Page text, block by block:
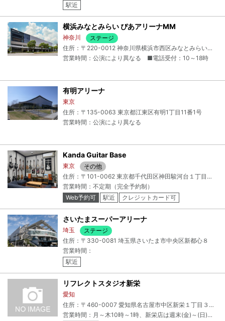
駅近
横浜みなとみらい ぴあアリーナMM
神奈川
ステージ
住所：〒220-0012 神奈川県横浜市西区みなとみらい３丁目２−２
営業時間：公演により異なる ■電話受付：10～18時
有明アリーナ
東京
住所：〒135-0063 東京都江東区有明1丁目11番1号
営業時間：公演により異なる
Kanda Guitar Base
東京
その他
住所：〒101-0062 東京都千代田区神田駿河台１丁目８ タニグチビル 2F
営業時間：不定期（完全予約制）
Web予約可
駅近
クレジットカード可
電子マネー可
さいたまスーパーアリーナ
埼玉
ステージ
住所：〒330-0081 埼玉県さいたま市中央区新都心８
営業時間：
駅近
リフレクトスタジオ新栄
愛知
住所：〒460-0007 愛知県名古屋市中区新栄１丁目３２−３１
営業時間：月～木10時～1時、新栄店は週末(金)～(日)にかけて、通し営業(24時間)※必ず店舗の最新情報をご確認ください